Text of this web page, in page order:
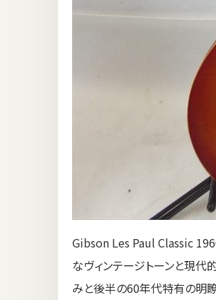
Gibson Les Paul Classic
なヴィンテージトーンと現代
みと後半の60年代特有の明瞭